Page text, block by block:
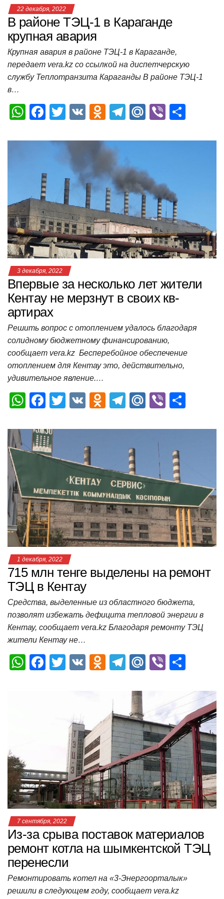
22 декабря, 2022
В районе ТЭЦ-1 в Караганде
крупная авария
Крупная авария в районе ТЭЦ-1 в Караганде,
передает vera.kz со ссылкой на диспетчерскую
службу Теплотранзита Караганды В районе ТЭЦ-1
в…
W
at
p
p
F
c
b
o
o
k
T
tt
er
V
O
n
o
kl
a
ss
ni
ki
T
e
gr
a
m
M
.R
Vi
er п
т
ь
3 декабря, 2022
Впервые за несколько лет жители
Кентау не мерзнут в своих кв­
артирах​
Решить вопрос с отоплением удалось благодаря
солидному бюджетному финансированию,
сообщает vera.kz ​ Бесперебойное обеспечение
отоплением для Кентау это, действительно,
удивительное явление.…
W
at
s
p
F
c
e
b
o
k
T
tt
V
O
n
kl
a
ss
ni
ki
T
e
gr
a
m
M
.R
Vi
er п
в
т
ь
1 декабря, 2022
715 млн тенге выделены на ремонт
ТЭЦ в Кентау
Средства, выделенные из областного бюджета,
позволят избежать дефицита тепловой энергии в
Кентау, сообщает vera.kz Благодаря ремонту ТЭЦ
жители Кентау не…
W
F
k
T
V
O
o
kl
a
ss
ni
ki
T
e
gr
a
m
M
Vi
п
р
а
в
и
т
ь
7 сентября, 2022
Из-за срыва поставок материалов
ремонт котла на шымкентской ТЭЦ
перенесли
Ремонтировать котел на «3-Энергоорталык»
решили в следующем году, сообщает vera.kz